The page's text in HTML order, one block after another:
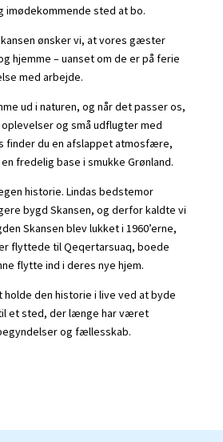
imødekommende sted at bo.
ønsker vi, at vores gæster
hjemme – uanset om de er på ferie
med arbejde.
ud i naturen, og når det passer os,
og små udflugter med
finder du en afslappet atmosfære,
fredelig base i smukke Grønland.
historie. Lindas bedstemor
bygd Skansen, og derfor kaldte vi
Skansen blev lukket i 1960’erne,
flyttede til Qeqertarsuaq, boede
flytte ind i deres nye hjem.
holde den historie i live ved at byde
et sted, der længe har været
og fællesskab.